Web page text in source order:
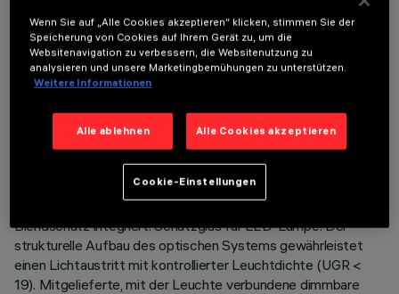
LETZTES UPDATE: 07.08.2026
BESCHREIBUNG
Einbau-Leuchte mit fester Optik für LED-Lampe Warm
White mit hohem Farbwiedergabeindex. System zur passiven
Wärmeableitung. Leuchtenkorpus mit strahlender Oberfläche
aus Aluminiumdruckguss, Version mit Anschlag-
Konturenrahmen. Hochauflösungsoptik aus metallisiertem
Thermoplast, in zurückgesetzter Position in den schwarzen
Blendschutz integriert. Schutzglas für LED-Lampe. Der
strukturelle Aufbau des optischen Systems gewährleistet
einen Lichtaustritt mit kontrollierter Leuchtdichte (UGR <
19). Mitgelieferte, mit der Leuchte verbundene dimmbare
Wenn Sie auf „Alle Cookies akzeptieren“ klicken, stimmen Sie der
Speicherung von Cookies auf Ihrem Gerät zu, um die
Websitenavigation zu verbessern, die Websitenutzung zu
analysieren und unsere Marketingbemühungen zu unterstützen.
Weitere Informationen
Alle ablehnen Alle Cookies akzeptieren
Cookie-Einstellungen